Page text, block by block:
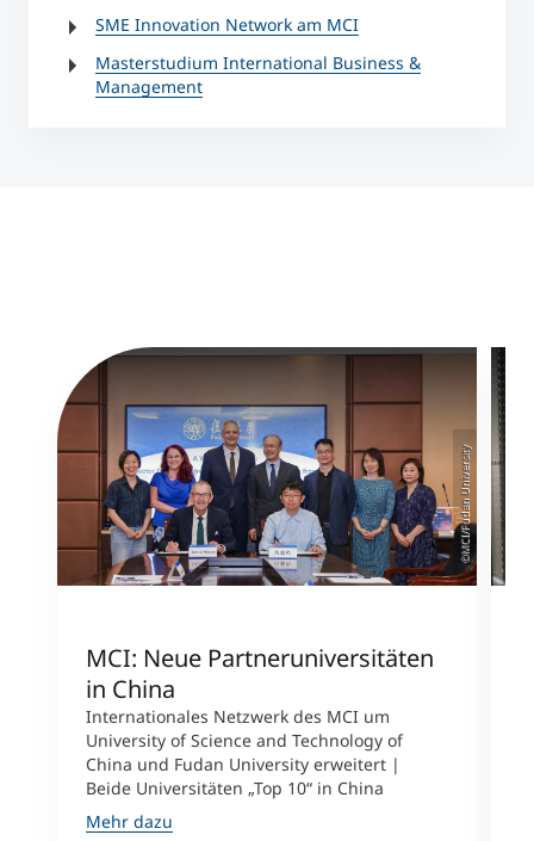
SME Innovation Network am MCI
Masterstudium International Business &
Management
©MCI/Fudan University
MCI: Neue Partneruniversitäten
in China
Internationales Netzwerk des MCI um
University of Science and Technology of
China und Fudan University erweitert |
Beide Universitäten „Top 10“ in China
Mehr dazu